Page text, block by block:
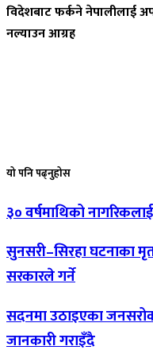
विदेशबाटफर्कने नेपालीलाई
नल्याउन आग्रह
योपनि पढ्नुहोस
३०वर्षमाथिको
सुनसरी–सिरहाघटनाका
सरकारले गर्ने
सदनमाउठाइएका
जानकारी गराइँदै